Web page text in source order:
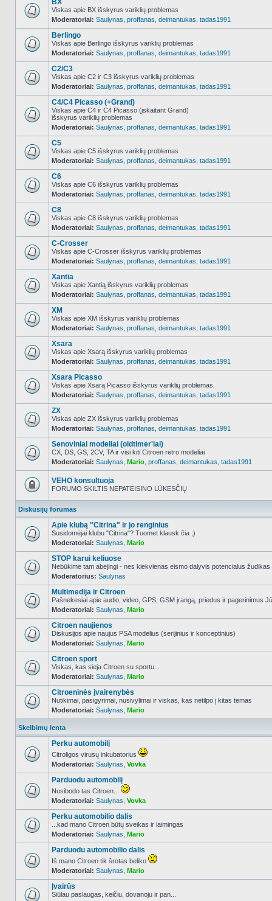
NO_UNREAD_POSTS
BX
Viskas apie BX išskyrus variklių problemas
Moderatoriai: Saulynas proffanas deimantukas tadas1991
NO_UNREAD_POSTS
Berlingo
Viskas apie Berlingo išskyrus variklių problemas
Moderatoriai: Saulynas proffanas deimantukas tadas1991
NO_UNREAD_POSTS
C2/C3
Viskas apie C2 ir C3 išskyrus variklių problemas
Moderatoriai: Saulynas proffanas deimantukas tadas1991
NO_UNREAD_POSTS
C4/C4 Picasso (+Grand)
Viskas apie C4 ir C4 Picasso (įskaitant Grand)
išskyrus variklių problemas
Moderatoriai: Saulynas proffanas deimantukas tadas1991
NO_UNREAD_POSTS
C5
Viskas apie C5 išskyrus variklių problemas
Moderatoriai: Saulynas proffanas deimantukas tadas1991
NO_UNREAD_POSTS
C6
Viskas apie C6 išskyrus variklių problemas
Moderatoriai: Saulynas proffanas deimantukas tadas1991
NO_UNREAD_POSTS
C8
Viskas apie C8 išskyrus variklių problemas
Moderatoriai: Saulynas proffanas deimantukas tadas1991
NO_UNREAD_POSTS
C-Crosser
Viskas apie C-Crosser išskyrus variklių problemas
Moderatoriai: Saulynas proffanas deimantukas tadas1991
NO_UNREAD_POSTS
Xantia
Viskas apie Xantią išskyrus variklių problemas
Moderatoriai: Saulynas proffanas deimantukas tadas1991
NO_UNREAD_POSTS
XM
Viskas apie XM išskyrus variklių problemas
Moderatoriai: Saulynas proffanas deimantukas tadas1991
NO_UNREAD_POSTS
Xsara
Viskas apie Xsarą išskyrus variklių problemas
Moderatoriai: Saulynas proffanas deimantukas tadas1991
NO_UNREAD_POSTS
Xsara Picasso
Viskas apie Xsarą Picasso išskyrus variklių problemas
Moderatoriai: Saulynas proffanas deimantukas tadas1991
NO_UNREAD_POSTS
ZX
Viskas apie ZX išskyrus variklių problemas
Moderatoriai: Saulynas proffanas deimantukas tadas1991
NO_UNREAD_POSTS
Senoviniai modeliai (oldtimer'iai)
CX, DS, GS, 2CV, TA ir visi kiti Citroen retro modeliai
Moderatoriai: Saulynas Mario proffanas deimantukas tadas1991
užrakintas
VEHO konsultuoja
FORUMO SKILTIS NEPATEISINO LŪKESČIŲ
Diskusijų forumas
NO_UNREAD_POSTS
Apie klubą "Citrina" ir jo renginius
Susidomėjai klubu "Citrina"? Tuomet klausk čia ;)
Moderatoriai: Saulynas Mario
NO_UNREAD_POSTS
STOP karui keliuose
Nebūkime tam abejingi - nes kiekvienas eismo dalyvis potencialus žudikas
Moderatorius: Saulynas
NO_UNREAD_POSTS
Multimedija ir Citroen
Pašnekesiai apie audio, video, GPS, GSM įrangą, priedus ir pagerinimus
Moderatoriai: Saulynas Mario
NO_UNREAD_POSTS
Citroen naujienos
Diskusijos apie naujus PSA modelius (serijinius ir konceptinius)
Moderatoriai: Saulynas Mario
NO_UNREAD_POSTS
Citroen sport
Viskas, kas sieja Citroen su sportu...
Moderatoriai: Saulynas Mario
NO_UNREAD_POSTS
Citroeninės įvairenybės
Nutikimai, pasigyrimai, nusivylimai ir viskas, kas netilpo į kitas temas
Moderatoriai: Saulynas Mario
Skelbimų lenta
NO_UNREAD_POSTS
Perku automobilį
Citroligos virusų inkubatorius
Moderatoriai: Saulynas Vovka
NO_UNREAD_POSTS
Parduodu automobilį
Nusibodo tas Citroen...
Moderatoriai: Saulynas Vovka
NO_UNREAD_POSTS
Perku automobilio dalis
...kad mano Citroen būtų sveikas ir laimingas
Moderatoriai: Saulynas Mario
NO_UNREAD_POSTS
Parduodu automobilio dalis
Iš mano Citroen tik šrotas beliko
Moderatoriai: Saulynas Mario
Įvairūs
Siūlau paslaugas, keičiu, dovanoju ir pan...